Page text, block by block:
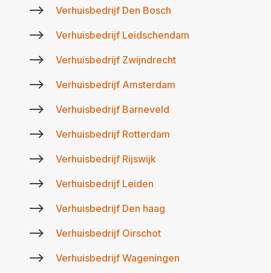
$ Verhuisbedrijf Den Bosch
$ Verhuisbedrijf Leidschendam
$ Verhuisbedrijf Zwijndrecht
$ Verhuisbedrijf Amsterdam
$ Verhuisbedrijf Barneveld
$ Verhuisbedrijf Rotterdam
$ Verhuisbedrijf Rijswijk
$ Verhuisbedrijf Leiden
$ Verhuisbedrijf Den haag
$ Verhuisbedrijf Oirschot
$ Verhuisbedrijf Wageningen